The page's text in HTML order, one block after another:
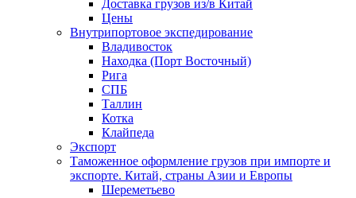
Доставка грузов из/в Китай
Цены
Внутрипортовое экспедирование
Владивосток
Находка (Порт Восточный)
Рига
СПБ
Таллин
Котка
Клайпеда
Экспорт
Таможенное оформление грузов при импорте и
экспорте. Китай, страны Азии и Европы
Шереметьево